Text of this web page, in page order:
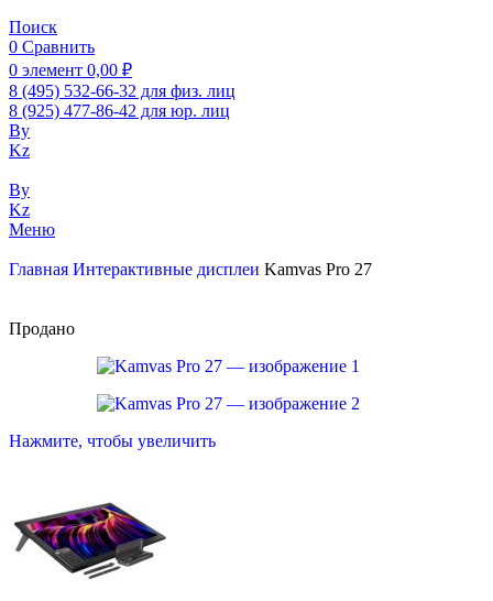
Поиск
0 Сравнить
0 элемент 0,00 ₽
8 (495) 532-66-32 для физ. лиц
8 (925) 477-86-42 для юр. лиц
By
Kz
By
Kz
Меню
Главная Интерактивные дисплеи Kamvas Pro 27
Продано
Нажмите, чтобы увеличить